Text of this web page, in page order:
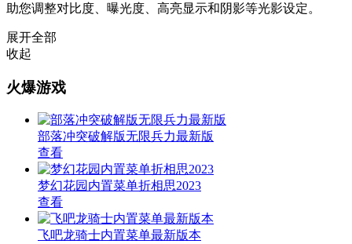
助您调整对比度、曝光度、高亮显示和阴影等光影设定。
展开全部
收起
火爆游戏
部落冲突破解版无限兵力最新版
查看
梦幻花园内置菜单折相思2023
查看
飞吧龙骑士内置菜单最新版本